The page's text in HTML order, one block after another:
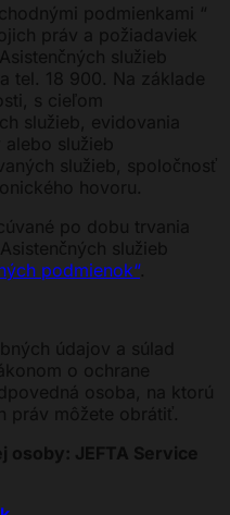
podmienkami “
práv a požiadaviek
služieb
tel. 18 900. Na základe
s cieľom
služieb, evidovania
služieb
služieb, spoločnosť
hovoru.
po dobu trvania
služieb
podmienok“.
údajov a súlad
o ochrane
osoba, na ktorú
práv môžete obrátiť.
osoby: JEFTA Service